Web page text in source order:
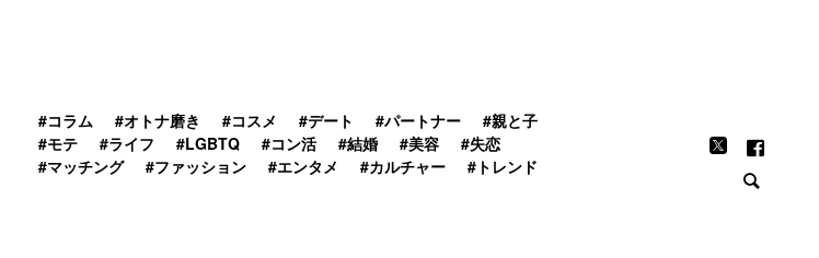
#コラム #オトナ磨き #コスメ #デート #パートナー
#親と子
#モテ
#ライフ #LGBTQ #コン活 #結婚 #美容
#失恋
#マッチング
#ファッション #エンタメ #カルチャー #トレンド